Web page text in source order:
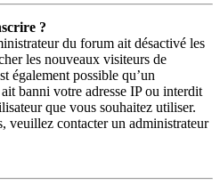
?
du forum ait désactivé les
les nouveaux visiteurs de
également possible qu’un
banni votre adresse IP ou interdit
que vous souhaitez utiliser.
veuillez contacter un administrateur